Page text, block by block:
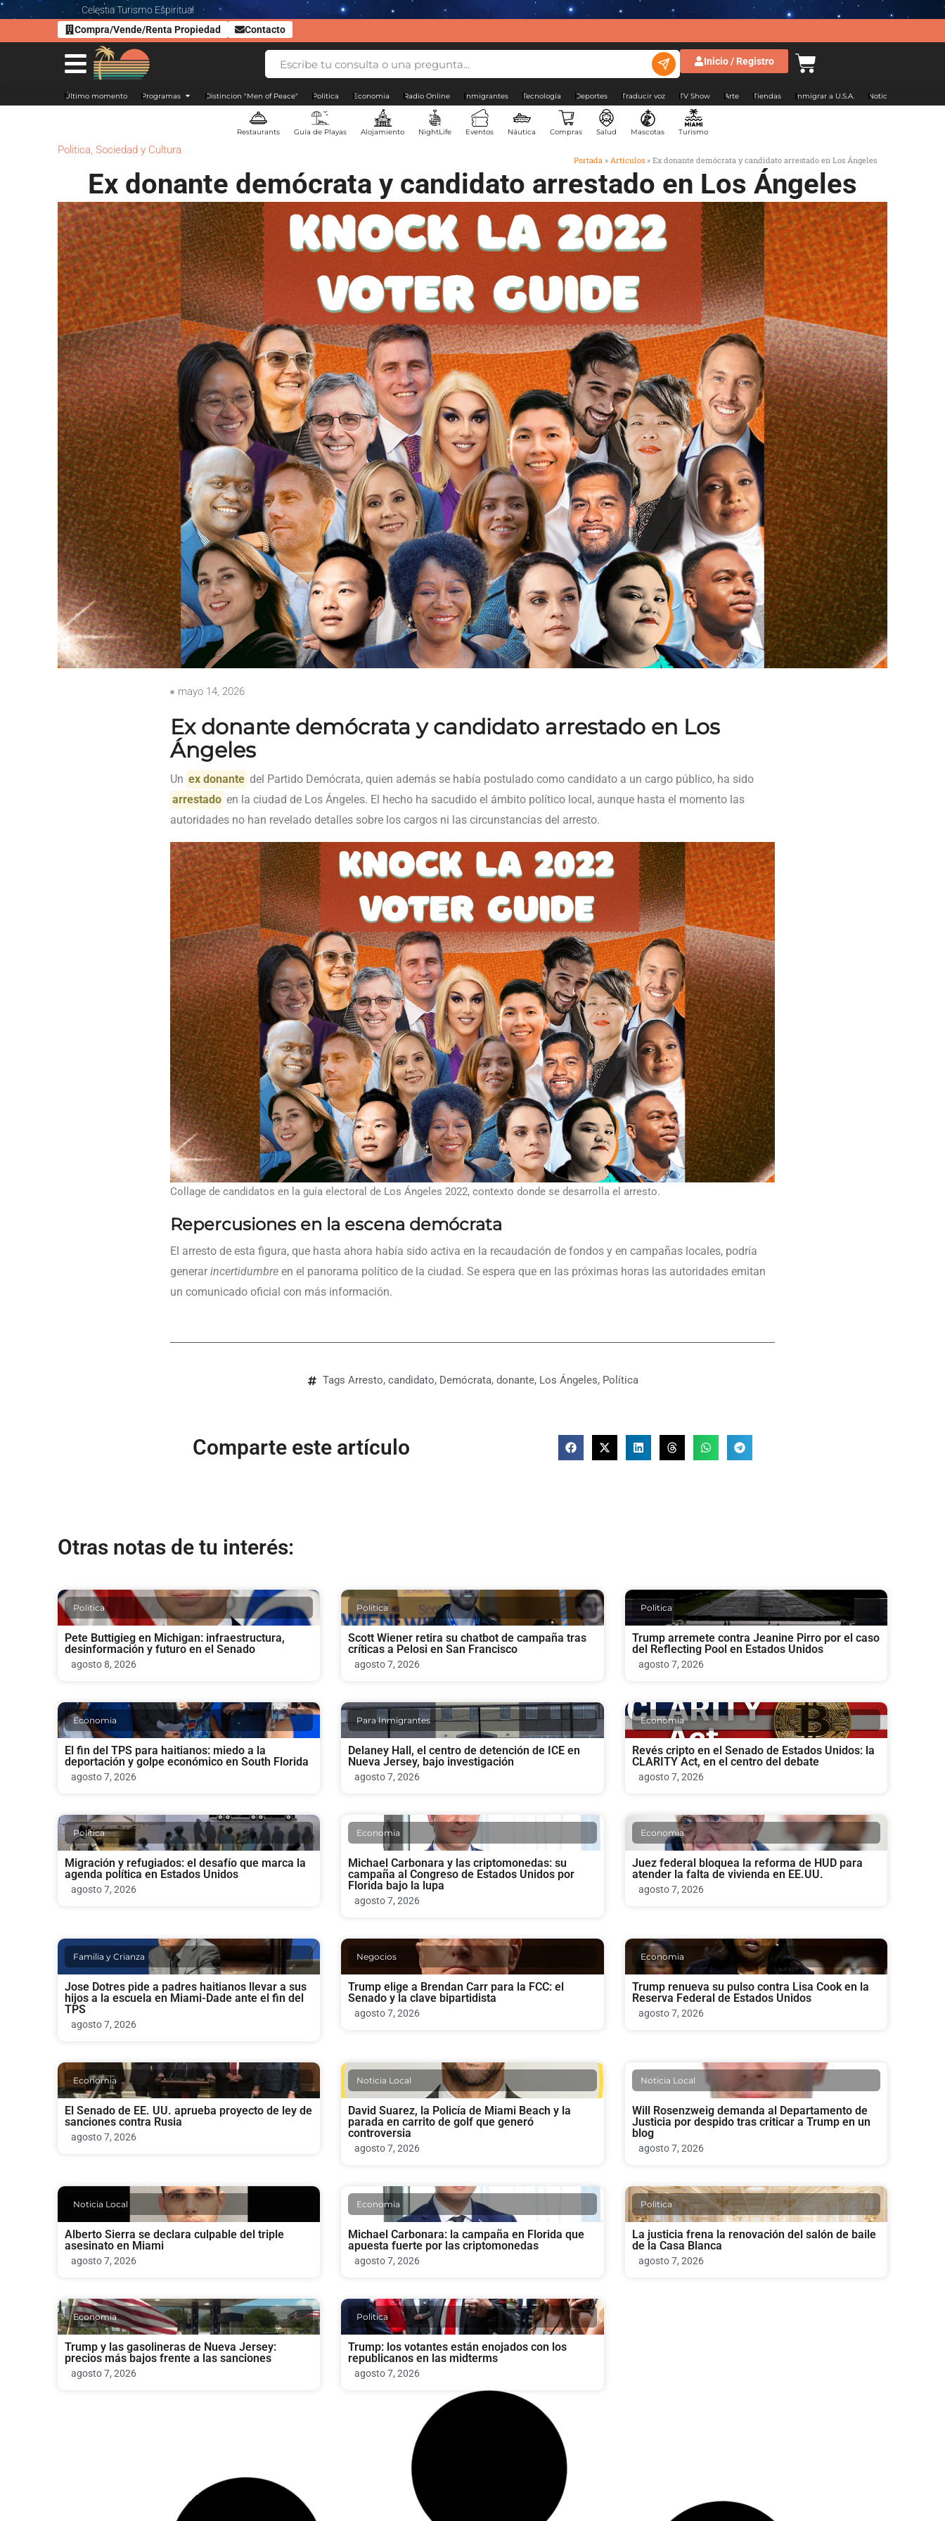
Celestia Turismo Espiritual
Compra/Vende/Renta Propiedad
Contacto
Inicio / Registro
Último momento Programas Distincion "Men of Peace" Politica Economia Radio Online Inmigrantes Tecnología Deportes Traducir voz TV Show Arte Tiendas Inmigrar a U.S.A. Noticias Argentina
Restaurants Guía de Playas Alojamiento NightLife Eventos Náutica Compras Salud Mascotas Turismo
Politica, Sociedad y Cultura
Portada » Artículos » Ex donante demócrata y candidato arrestado en Los Ángeles
Ex donante demócrata y candidato arrestado en Los Ángeles
mayo 14, 2026
Ex donante demócrata y candidato arrestado en Los
Ángeles
Un ex donante del Partido Demócrata, quien además se había postulado como candidato a un cargo público, ha sido
arrestado en la ciudad de Los Ángeles. El hecho ha sacudido el ámbito político local, aunque hasta el momento las
autoridades no han revelado detalles sobre los cargos ni las circunstancias del arresto.
Collage de candidatos en la guía electoral de Los Ángeles 2022, contexto donde se desarrolla el arresto.
Repercusiones en la escena demócrata
El arresto de esta figura, que hasta ahora había sido activa en la recaudación de fondos y en campañas locales, podría
generar incertidumbre en el panorama político de la ciudad. Se espera que en las próximas horas las autoridades emitan
un comunicado oficial con más información.
Tags Arresto, candidato, Demócrata, donante, Los Ángeles, Política
Comparte este artículo
Otras notas de tu interés:
Politica
Pete Buttigieg en Michigan: infraestructura,
desinformación y futuro en el Senado
agosto 8, 2026
Politica
Scott Wiener retira su chatbot de campaña tras
críticas a Pelosi en San Francisco
agosto 7, 2026
Politica
Trump arremete contra Jeanine Pirro por el caso
del Reflecting Pool en Estados Unidos
agosto 7, 2026
Economia
El fin del TPS para haitianos: miedo a la
deportación y golpe económico en South Florida
agosto 7, 2026
Para Inmigrantes
Delaney Hall, el centro de detención de ICE en
Nueva Jersey, bajo investigación
agosto 7, 2026
Economia
Revés cripto en el Senado de Estados Unidos: la
CLARITY Act, en el centro del debate
agosto 7, 2026
Politica
Migración y refugiados: el desafío que marca la
agenda política en Estados Unidos
agosto 7, 2026
Economia
Michael Carbonara y las criptomonedas: su
campaña al Congreso de Estados Unidos por
Florida bajo la lupa
agosto 7, 2026
Economia
Juez federal bloquea la reforma de HUD para
atender la falta de vivienda en EE.UU.
agosto 7, 2026
Familia y Crianza
Jose Dotres pide a padres haitianos llevar a sus
hijos a la escuela en Miami-Dade ante el fin del
TPS
agosto 7, 2026
Negocios
Trump elige a Brendan Carr para la FCC: el
Senado y la clave bipartidista
agosto 7, 2026
Economia
Trump renueva su pulso contra Lisa Cook en la
Reserva Federal de Estados Unidos
agosto 7, 2026
Economia
El Senado de EE. UU. aprueba proyecto de ley de
sanciones contra Rusia
agosto 7, 2026
Noticia Local
David Suarez, la Policía de Miami Beach y la
parada en carrito de golf que generó
controversia
agosto 7, 2026
Noticia Local
Will Rosenzweig demanda al Departamento de
Justicia por despido tras criticar a Trump en un
blog
agosto 7, 2026
Noticia Local
Alberto Sierra se declara culpable del triple
asesinato en Miami
agosto 7, 2026
Economia
Michael Carbonara: la campaña en Florida que
apuesta fuerte por las criptomonedas
agosto 7, 2026
Politica
La justicia frena la renovación del salón de baile
de la Casa Blanca
agosto 7, 2026
Economia
Trump y las gasolineras de Nueva Jersey:
precios más bajos frente a las sanciones
agosto 7, 2026
Politica
Trump: los votantes están enojados con los
republicanos en las midterms
agosto 7, 2026
Empleadores en EE.UU. recortan empleos de
forma inesperada y desafían el mensaje
económico de Trump
agosto 7, 2026